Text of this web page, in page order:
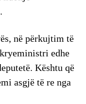
në përkujtim të
edhe
Kështu që
asgjë të re nga